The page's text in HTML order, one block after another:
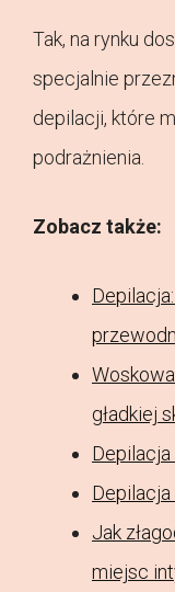
Tak, na rynku
specjalnie
depilacji, które
podrażnienia.
Zobacz także:
gładkiej
Depilacja
Jak
miejsc